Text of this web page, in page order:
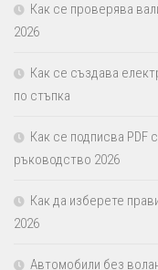
Как се проверява
2026
Как се създава
по стъпка
Как се подписва PDF
ръководство 2026
Как да изберете
2026
Автомобили без